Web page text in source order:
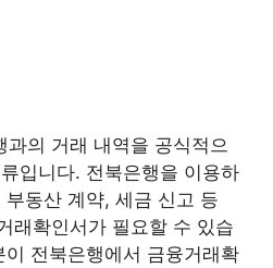
과의 거래 내역을 공식적으
입니다. 전북은행을 이용하
동산 계약, 세금 신고 등
래확인서가 필요할 수 있습
전북은행에서 금융거래확